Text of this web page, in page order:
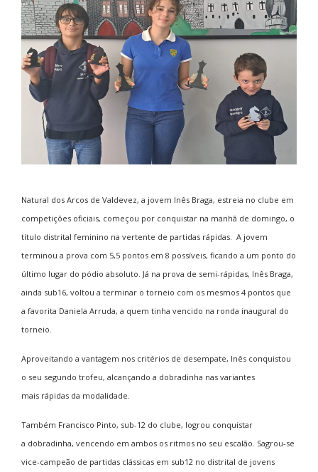
Natural dos Arcos de Valdevez, a jovem Inês Braga, estreia no clube em
competições oficiais, começou por conquistar na manhã de domingo, o
título distrital feminino na vertente de partidas rápidas. A jovem
terminou a prova com 5,5 pontos em 8 possíveis, ficando a um ponto do
último lugar do pódio absoluto. Já na prova de semi-rápidas, Inês Braga,
ainda sub16, voltou a terminar o torneio com os mesmos 4 pontos que
a favorita Daniela Arruda, a quem tinha vencido na ronda inaugural do
torneio.
Aproveitando a vantagem nos critérios de desempate, Inês conquistou
o seu segundo trofeu, alcançando a dobradinha nas variantes
mais rápidas da modalidade.
Também Francisco Pinto, sub-12 do clube, logrou conquistar
a dobradinha, vencendo em ambos os ritmos no seu escalão. Sagrou-se
vice-campeão de partidas clássicas em sub12 no distrital de jovens